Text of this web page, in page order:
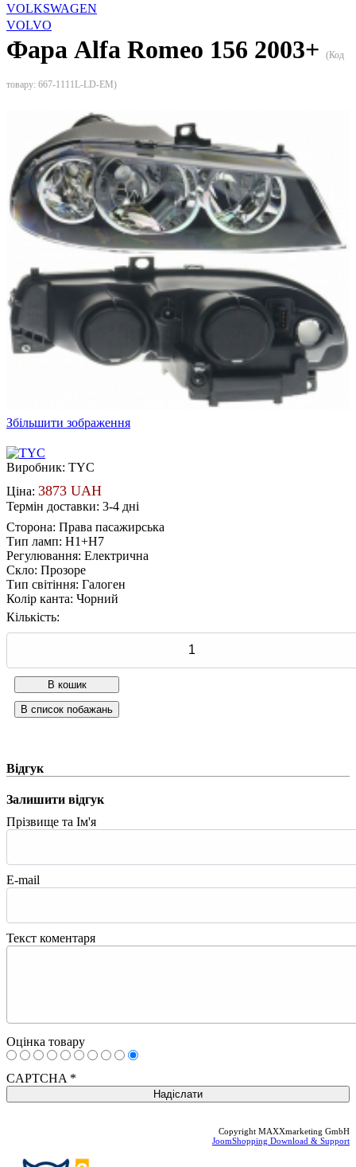
VOLKSWAGEN
VOLVO
Фара Alfa Romeo 156 2003+ (Код
товару: 667-1111L-LD-EM)
Збільшити зображення
Виробник: TYC
Ціна: 3873 UAH
Термін доставки: 3-4 дні
Сторона: Права пасажирська
Тип ламп: H1+H7
Регулювання: Електрична
Скло: Прозоре
Тип світіння: Галоген
Колір канта: Чорний
Кількість:
Відгук
Залишити відгук
Прізвище та Ім'я
E-mail
Текст коментаря
Оцінка товару
CAPTCHA *
Copyright MAXXmarketing GmbH
JoomShopping Download & Support